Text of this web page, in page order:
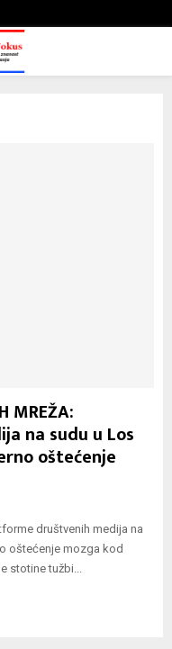
MREŽA:
na sudu u Los
oštećenje
društvenih medija na
oštećenje mozga kod
stotine tužbi...